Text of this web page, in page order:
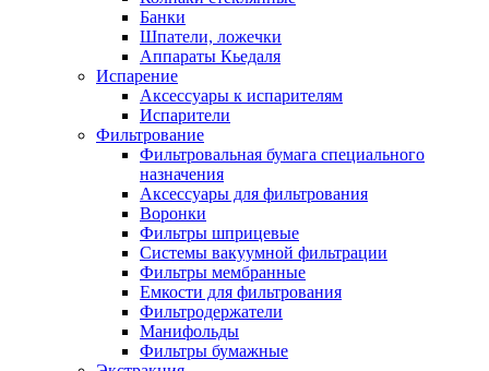
Банки
Шпатели, ложечки
Аппараты Кьедаля
Испарение
Аксессуары к испарителям
Испарители
Фильтрование
Фильтровальная бумага специального
назначения
Аксессуары для фильтрования
Воронки
Фильтры шприцевые
Системы вакуумной фильтрации
Фильтры мембранные
Емкости для фильтрования
Фильтродержатели
Манифольды
Фильтры бумажные